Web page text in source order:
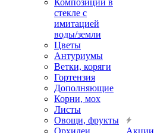
Композиции в
стекле с
имитацией
воды/земли
Цветы
Антуриумы
Ветки, коряги
Гортензия
Дополняющие
Корни, мох
Листы
Овощи, фрукты
Орхидеи
Акции